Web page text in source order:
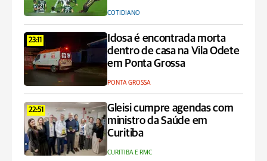
COTIDIANO
23:11
Idosa é encontrada morta
dentro de casa na Vila Odete
em Ponta Grossa
PONTA GROSSA
22:51
Gleisi cumpre agendas com
ministro da Saúde em
Curitiba
CURITIBA E RMC